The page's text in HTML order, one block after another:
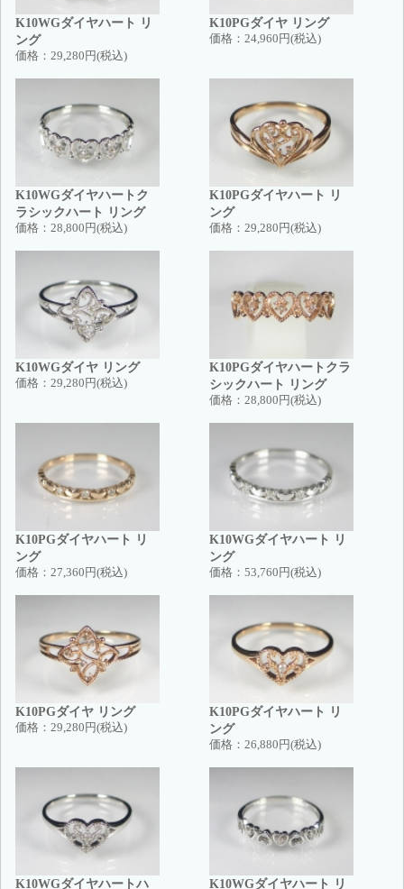
K10WGダイヤハート リ
ング
価格： 29,280円(税込)
K10PGダイヤ リング
価格： 24,960円(税込)
K10WGダイヤハートク
ラシックハート リング
価格： 28,800円(税込)
K10PGダイヤハート リ
ング
価格： 29,280円(税込)
K10WGダイヤ リング
価格： 29,280円(税込)
K10PGダイヤハートクラ
シックハート リング
価格： 28,800円(税込)
K10PGダイヤハート リ
ング
価格： 27,360円(税込)
K10WGダイヤハート リ
ング
価格： 53,760円(税込)
K10PGダイヤ リング
価格： 29,280円(税込)
K10PGダイヤハート リ
ング
価格： 26,880円(税込)
K10WGダイヤハートハ
K10WGダイヤハート リ